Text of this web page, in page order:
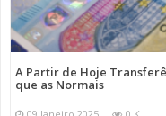
A Partir de Hoje
que as Normais